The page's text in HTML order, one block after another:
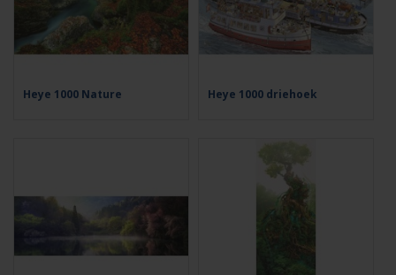
Heye 1000 Nature Heye 1000 driehoek